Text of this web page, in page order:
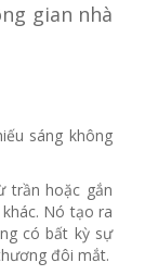
gian nhà
sáng không
trần hoặc gắn
Nó tạo ra
có bất kỳ sự
đôi mắt.